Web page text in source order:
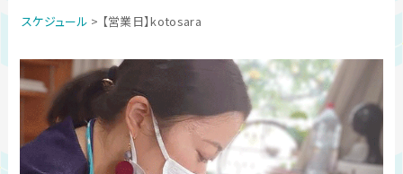
スケジュール > 【営業日】kotosara